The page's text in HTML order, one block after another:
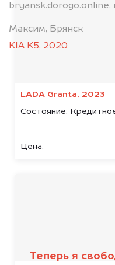
LADA Granta, 2023
Состояние:
Цена:
bryansk.dorogo.online,
Максим, Брянск
KIA K5, 2020
Теперь я